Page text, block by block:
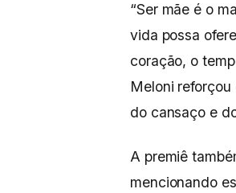
“Ser mãe é o
vida possa
coração, o
Meloni
do cansaço e
A premiê
mencionando